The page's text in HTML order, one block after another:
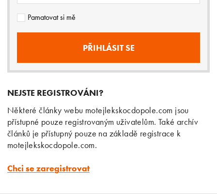
Pamatovat si mě
NEJSTE REGISTROVÁNI?
Některé články webu motejlekskocdopole.com jsou
přístupné pouze registrovaným uživatelům. Také archív
článků je přístupný pouze na základě registrace k
motejlekskocdopole.com.
Chci se zaregistrovat